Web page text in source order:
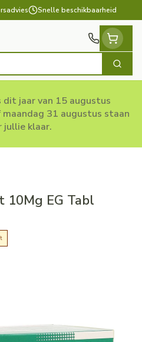
Snelle beschikbaarheid
Zoek
dit jaar van 15 augustus
31 augustus staan
jullie klaar.
10Mg EG Tabl